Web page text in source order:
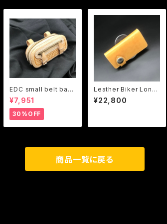
EDC small belt bag
ver2 (GizmoLT desi
gn)
¥7,951
30%OFF
Leather Biker Long
Wallet Type-AA00
(plain)(shooter13 d
¥22,800
商品一覧に戻る